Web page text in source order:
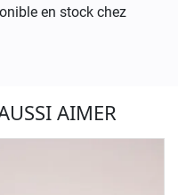
en stock chez
AIMER